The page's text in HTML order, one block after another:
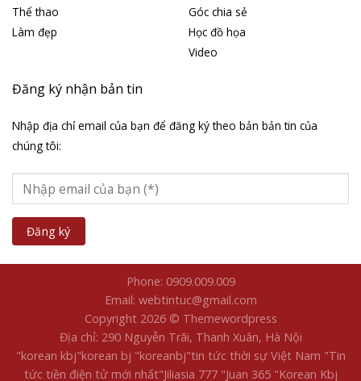
Thể thao
Làm đẹp
Góc chia sẻ
Học đồ họa
Video
Đăng ký nhận bản tin
Nhập địa chỉ email của bạn để đăng ký theo bản bản tin của
chúng tôi:
Phone: 0909.009.009
Email: webtintuc@gmail.com
Copyright 2026 © Themewordpress
Địa chỉ: 290 Nguyễn Trãi, Thanh Xuân, Hà Nội
"korean kbj​"korean bj "koreanbj​"tin tức thời sự Việt Nam "Tin
tức tiền điện tử mới nhất​"Jiliasia 777 "Juan 365 "Korean Kbj